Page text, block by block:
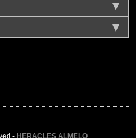
- HERACLES ALMELO